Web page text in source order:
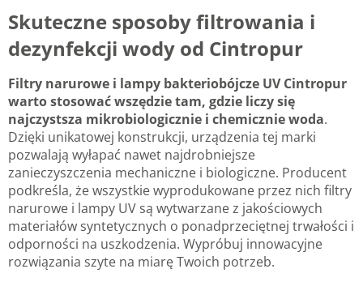
Skuteczne sposoby filtrowania i
dezynfekcji wody od Cintropur
Filtry narurowe i lampy bakteriobójcze UV Cintropur
warto stosować wszędzie tam, gdzie liczy się
najczystsza mikrobiologicznie i chemicznie woda.
Dzięki unikatowej konstrukcji, urządzenia tej marki
pozwalają wyłapać nawet najdrobniejsze
zanieczyszczenia mechaniczne i biologiczne. Producent
podkreśla, że wszystkie wyprodukowane przez nich filtry
narurowe i lampy UV są wytwarzane z jakościowych
materiałów syntetycznych o ponadprzeciętnej trwałości i
odporności na uszkodzenia. Wypróbuj innowacyjne
rozwiązania szyte na miarę Twoich potrzeb.